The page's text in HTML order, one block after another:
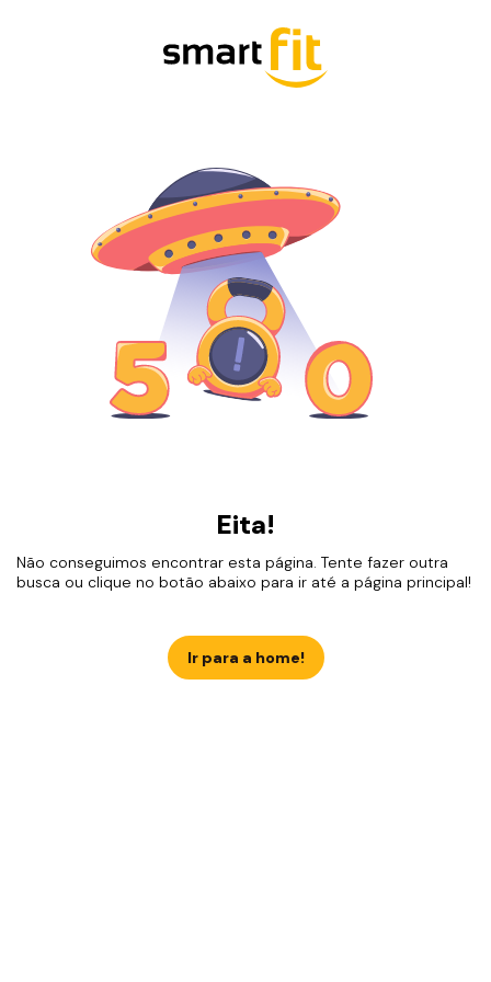
Eita!
Não conseguimos encontrar esta página. Tente fazer outra
busca ou clique no botão abaixo para ir até a página principal!
Ir para a home!